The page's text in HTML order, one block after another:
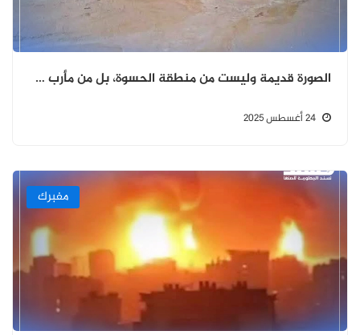
الصورة قديمة وليست من منطقة الحسوة، بل من مأرب عام 2020
مفبرك